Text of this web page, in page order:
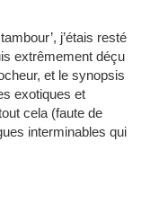
j’étais resté
extrêmement déçu
et le synopsis
exotiques et
cela (faute de
interminables qui